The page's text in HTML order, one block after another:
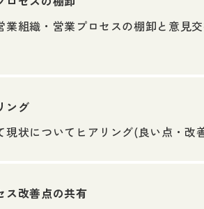
業組織・営業プロセスの棚卸と意見
ング
現状についてヒアリング(良い点・
ス改善点の共有